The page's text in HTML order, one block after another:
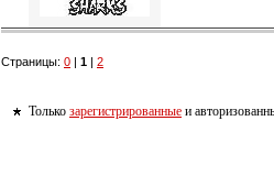
Страницы: 0 | 1 | 2
Только зарегистрированные и